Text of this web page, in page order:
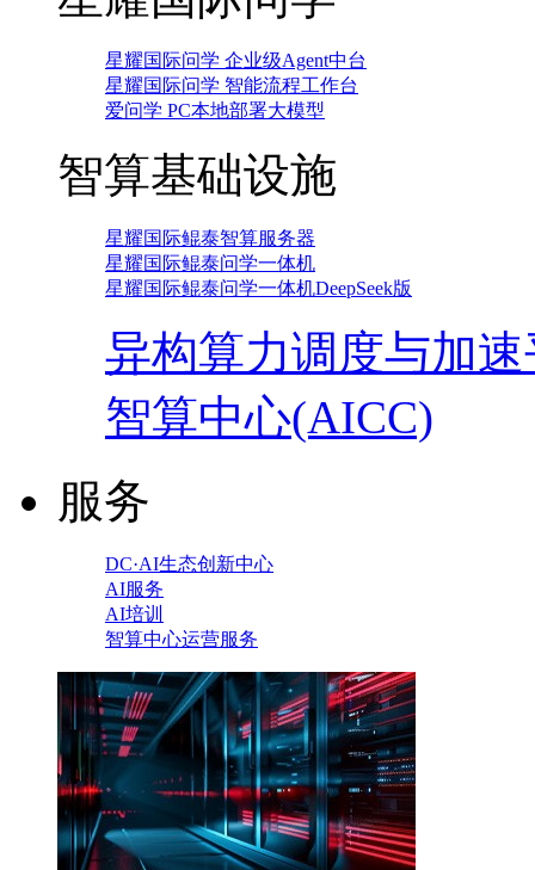
星耀国际问学 企业级Agent中台
星耀国际问学 智能流程工作台
爱问学 PC本地部署大模型
智算基础设施
星耀国际鲲泰智算服务器
星耀国际鲲泰问学一体机
星耀国际鲲泰问学一体机DeepSeek版
异构算力调度与加
智算中心(AICC)
服务
DC·AI生态创新中心
AI服务
AI培训
智算中心运营服务